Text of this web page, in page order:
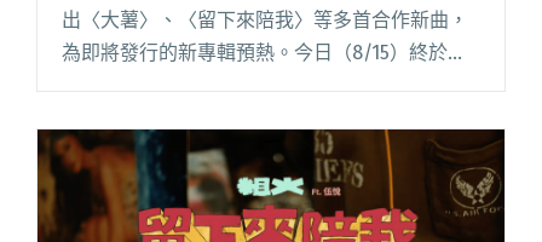
出〈大薯〉、〈留下來陪我〉等多首合作新曲，
為即將發行的新專輯預熱。今日（8/15）終於正
體專輯正式發行閱讀全文 "粗大BAND二專《難道
我是一隻怪獸》開放預購 推出三款「藍道公仔」
吸引歌迷包色收藏"